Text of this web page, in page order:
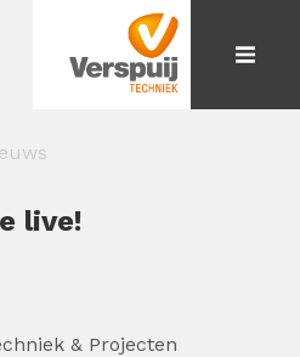
live!
& Projecten